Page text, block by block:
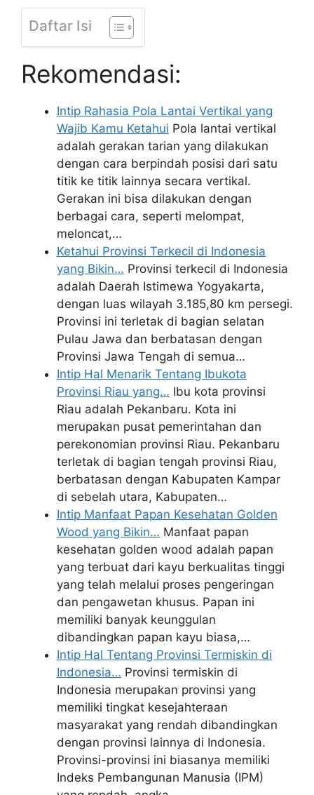
Daftar Isi
Rekomendasi:
Intip Rahasia Pola Lantai Vertikal yang
Wajib Kamu Ketahui Pola lantai vertikal
adalah gerakan tarian yang dilakukan
dengan cara berpindah posisi dari satu
titik ke titik lainnya secara vertikal.
Gerakan ini bisa dilakukan dengan
berbagai cara, seperti melompat,
meloncat,…
Ketahui Provinsi Terkecil di Indonesia
yang Bikin… Provinsi terkecil di Indonesia
adalah Daerah Istimewa Yogyakarta,
dengan luas wilayah 3.185,80 km persegi.
Provinsi ini terletak di bagian selatan
Pulau Jawa dan berbatasan dengan
Provinsi Jawa Tengah di semua…
Intip Hal Menarik Tentang Ibukota
Provinsi Riau yang… Ibu kota provinsi
Riau adalah Pekanbaru. Kota ini
merupakan pusat pemerintahan dan
perekonomian provinsi Riau. Pekanbaru
terletak di bagian tengah provinsi Riau,
berbatasan dengan Kabupaten Kampar
di sebelah utara, Kabupaten…
Intip Manfaat Papan Kesehatan Golden
Wood yang Bikin… Manfaat papan
kesehatan golden wood adalah papan
yang terbuat dari kayu berkualitas tinggi
yang telah melalui proses pengeringan
dan pengawetan khusus. Papan ini
memiliki banyak keunggulan
dibandingkan papan kayu biasa,…
Intip Hal Tentang Provinsi Termiskin di
Indonesia… Provinsi termiskin di
Indonesia merupakan provinsi yang
memiliki tingkat kesejahteraan
masyarakat yang rendah dibandingkan
dengan provinsi lainnya di Indonesia.
Provinsi-provinsi ini biasanya memiliki
Indeks Pembangunan Manusia (IPM)